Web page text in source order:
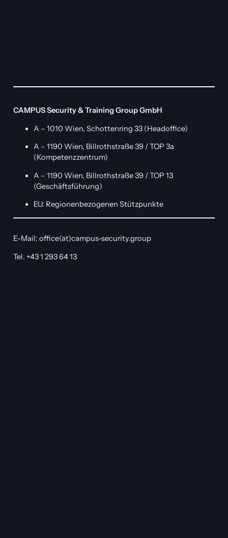
CAMPUS Security & Training Group GmbH
A – 1010 Wien, Schottenring 33 (Headoffice)
A – 1190 Wien, Billrothstraße 39 / TOP 3a
(Kompetenzzentrum)
A – 1190 Wien, Billrothstraße 39 / TOP 13
(Geschäftsführung)
EU: Regionenbezogenen Stützpunkte
E-Mail: office(at)campus-security.group
Tel. +43 1 293 64 13